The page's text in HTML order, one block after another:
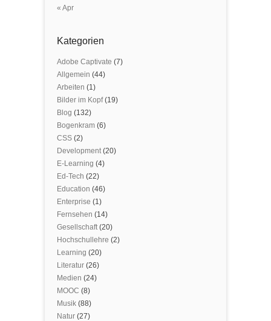
« Apr
Kategorien
Adobe Captivate (7)
Allgemein (44)
Arbeiten (1)
Bilder im Kopf(19)
Blog (132)
Bogenkram (6)
CSS (2)
Development(20)
E-Learning (4)
Ed-Tech (22)
Education (46)
Enterprise (1)
Fernsehen (14)
Gesellschaft(20)
Hochschullehre (2)
Learning (20)
Literatur (26)
Medien (24)
MOOC (8)
Musik (88)
Natur (27)